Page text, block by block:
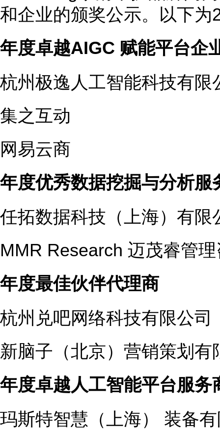
和企业的颁奖公示。以下
年度卓越AIGC 赋能平台企
杭州极逸人工智能科技有限
集之互动
网易云商
年度优秀数据挖掘与分析服
任拓数据科技（上海）有限
MMR Research 迈茂睿管
年度最佳伙伴代理商
杭州兑吧网络科技有限公司
新脑子（北京）营销策划有
年度卓越人工智能平台服务
玛斯特智慧（上海） 装备